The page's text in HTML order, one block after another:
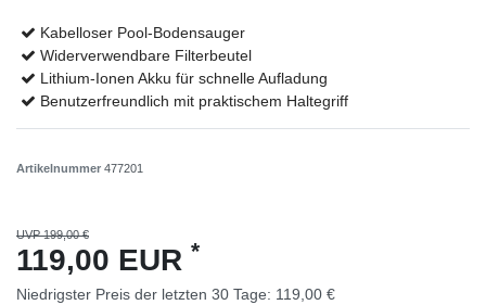
Kabelloser Pool-Bodensauger
Widerverwendbare Filterbeutel
Lithium-Ionen Akku für schnelle Aufladung
Benutzerfreundlich mit praktischem Haltegriff
Artikelnummer 477201
UVP 199,00 €
119,00 EUR *
Niedrigster Preis der letzten 30 Tage: 119,00 €